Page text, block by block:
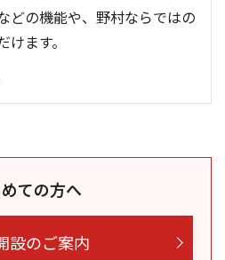
どの機能や、野村ならではの
ます。
ての方へ
設のご案内